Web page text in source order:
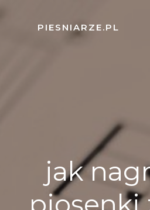
PIESNIARZE.PL
jak